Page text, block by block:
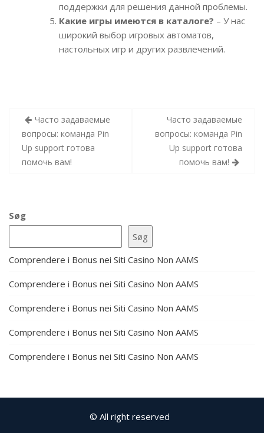
поддержки для решения данной проблемы.
Какие игры имеются в каталоге? – У нас
широкий выбор игровых автоматов,
настольных игр и других развлечений.
Indlægsnavigation
Часто задаваемые
вопросы: команда Pin
Up support готова
помочь вам!
Часто задаваемые
вопросы: команда Pin
Up support готова
помочь вам!
Søg
Søg
Comprendere i Bonus nei Siti Casino Non AAMS
Comprendere i Bonus nei Siti Casino Non AAMS
Comprendere i Bonus nei Siti Casino Non AAMS
Comprendere i Bonus nei Siti Casino Non AAMS
Comprendere i Bonus nei Siti Casino Non AAMS
© All right reserved